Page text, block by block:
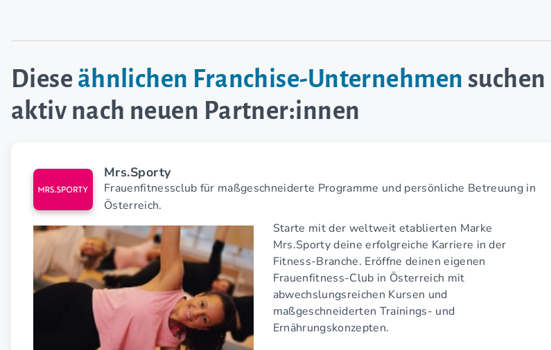
Diese ähnlichen Franchise-Unternehmen suchen
aktiv nach neuen Partner:innen
Mrs.Sporty
Frauenfitnessclub für maßgeschneiderte Programme und persönliche Betreuung in
Österreich.
Starte mit der weltweit etablierten Marke
Mrs.Sporty deine erfolgreiche Karriere in der
Fitness-Branche. Eröffne deinen eigenen
Frauenfitness-Club in Österreich mit
abwechslungsreichen Kursen und
maßgeschneiderten Trainings- und
Ernährungskonzepten.